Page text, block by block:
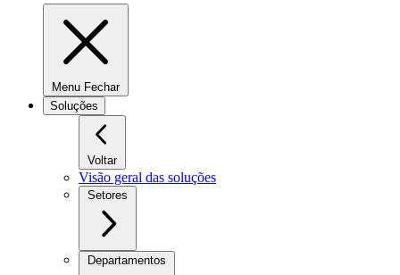
Menu Fechar
Soluções
Voltar
Visão geral das soluções
Setores
Departamentos